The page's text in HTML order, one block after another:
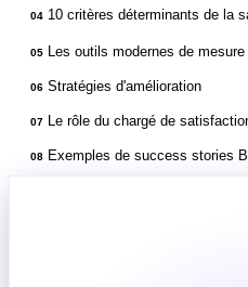
04 10 critères déterminants de la
05 Les outils modernes de
06 Stratégies d'amélioration
07 Le rôle du chargé de
08 Exemples de success stories